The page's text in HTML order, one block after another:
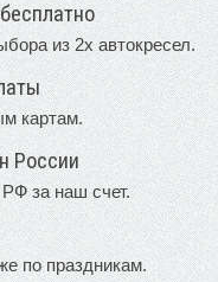
из 2х автокресел.
картам.
России
за наш счет.
по праздникам.